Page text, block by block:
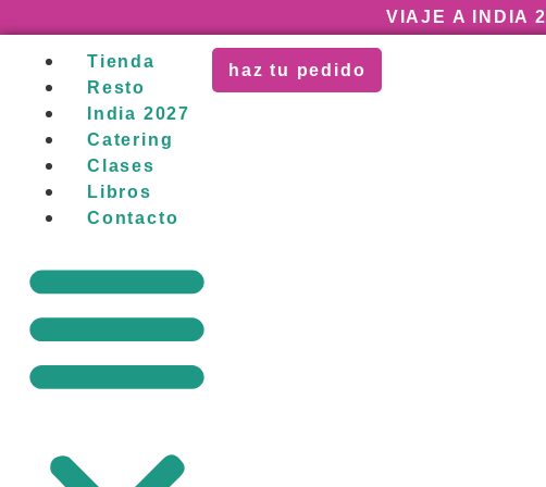
VIAJE A INDIA
Tienda
Resto
India 2027
Catering
Clases
Libros
Contacto
haz tu pedido